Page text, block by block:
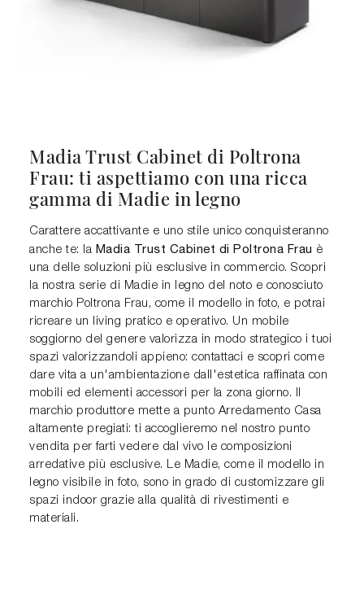
Madia Trust Cabinet di Poltrona
Frau: ti aspettiamo con una ricca
gamma di Madie in legno
Carattere accattivante e uno stile unico conquisteranno
anche te: la Madia Trust Cabinet di Poltrona Frau è
una delle soluzioni più esclusive in commercio. Scopri
la nostra serie di Madie in legno del noto e conosciuto
marchio Poltrona Frau, come il modello in foto, e potrai
ricreare un living pratico e operativo. Un mobile
soggiorno del genere valorizza in modo strategico i tuoi
spazi valorizzandoli appieno: contattaci e scopri come
dare vita a un'ambientazione dall'estetica raffinata con
mobili ed elementi accessori per la zona giorno. Il
marchio produttore mette a punto Arredamento Casa
altamente pregiati: ti accoglieremo nel nostro punto
vendita per farti vedere dal vivo le composizioni
arredative più esclusive. Le Madie, come il modello in
legno visibile in foto, sono in grado di customizzare gli
spazi indoor grazie alla qualità di rivestimenti e
materiali.